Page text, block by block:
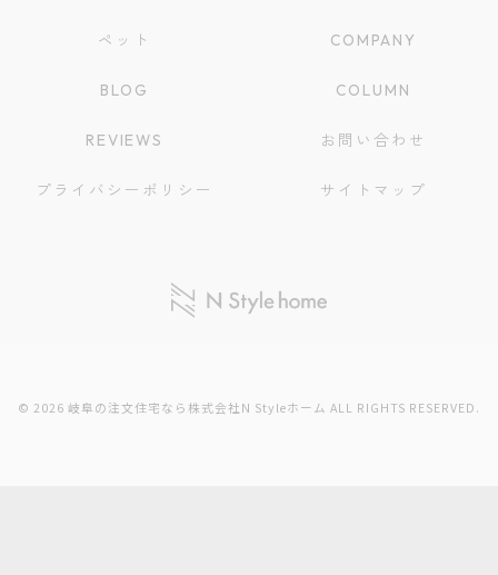
ペット COMPANY
BLOG COLUMN
REVIEWS お問い合わせ
プライバシーポリシー サイトマップ
© 2026 岐阜の注文住宅なら株式会社N Styleホーム ALL RIGHTS RESERVED.